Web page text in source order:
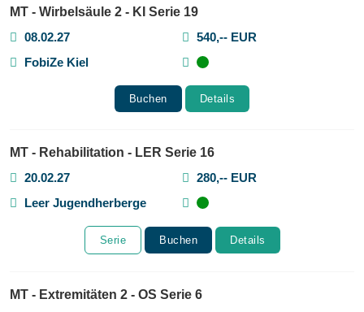
MT - Wirbelsäule 2 - KI Serie 19
08.02.27
540,-- EUR
FobiZe Kiel
Buchen Details
MT - Rehabilitation - LER Serie 16
20.02.27
280,-- EUR
Leer Jugendherberge
Serie Buchen Details
MT - Extremitäten 2 - OS Serie 6